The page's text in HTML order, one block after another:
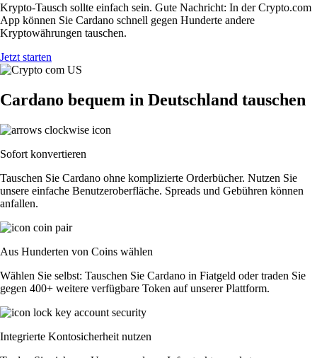
Krypto-Tausch sollte einfach sein. Gute Nachricht: In der Crypto.com
App können Sie Cardano schnell gegen Hunderte andere
Kryptowährungen tauschen.
Jetzt starten
Cardano bequem in Deutschland tauschen
Sofort konvertieren
Tauschen Sie Cardano ohne komplizierte Orderbücher. Nutzen Sie
unsere einfache Benutzeroberfläche. Spreads und Gebühren können
anfallen.
Aus Hunderten von Coins wählen
Wählen Sie selbst: Tauschen Sie Cardano in Fiatgeld oder traden Sie
gegen 400+ weitere verfügbare Token auf unserer Plattform.
Integrierte Kontosicherheit nutzen